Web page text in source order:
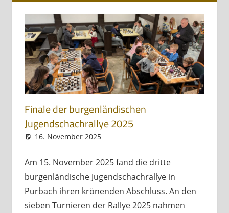
Finale der burgenländischen
Jugendschachrallye 2025
16. November 2025
Am 15. November 2025 fand die dritte
burgenländische Jugendschachrallye in
Purbach ihren krönenden Abschluss. An den
sieben Turnieren der Rallye 2025 nahmen